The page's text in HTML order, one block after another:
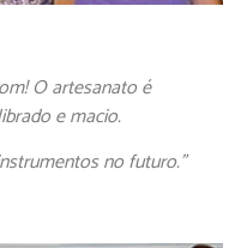
O artesanato é
e macio.
no futuro.”